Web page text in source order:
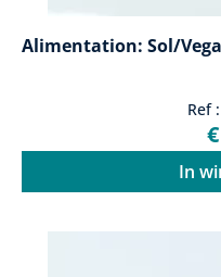
Alimentation: Sol/
Ref
In